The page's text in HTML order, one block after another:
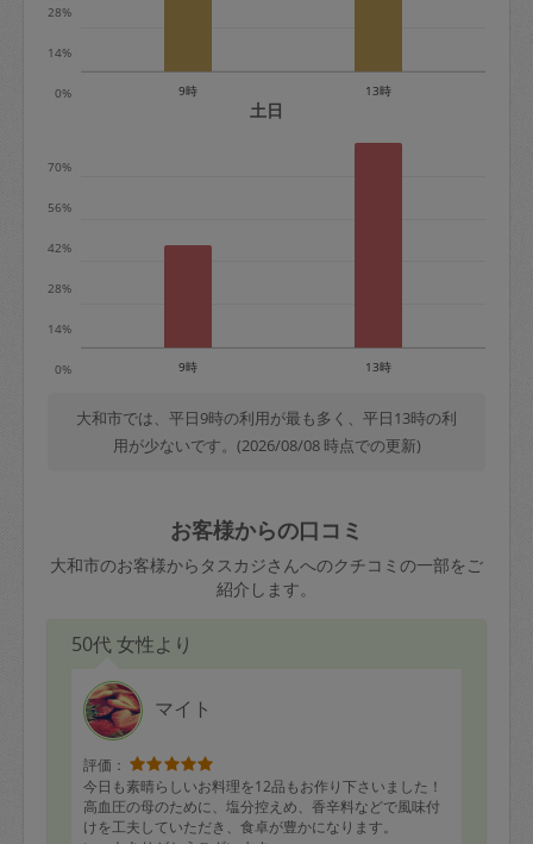
※キャンセル料金の設定について：
定期依頼1回（3時間）の金額とスポット
0%
14%
28%
9時 13時
土日
0%
14%
28%
42%
56%
70%
9時 13時
大和市では、平日9時の利用が最も多く、平日13時の利
用が少ないです。(2026/08/08 時点での更新)
お客様からの口コミ
大和市のお客様からタスカジさんへのクチコミの一部をご
紹介します。
50代 女性より
マイト
評価：
今日も素晴らしいお料理を12品もお作り下さいました！
高血圧の母のために、塩分控えめ、香辛料などで風味付
けを工夫していただき、食卓が豊かになります。